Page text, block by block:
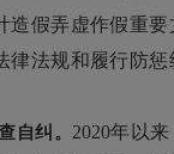
造假弄虚作假重
律法规和履行防
自纠。 2020年以